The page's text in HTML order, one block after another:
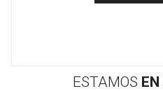
ESTAMOS EN